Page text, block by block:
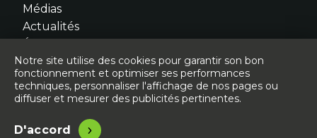
Médias
Actualités
© Université de l'Ontario français - 2026
Site conçu, développé et hébergé par
Notre site utilise des cookies pour garantir son bon
fonctionnement et optimiser ses performances
techniques, personnaliser l'affichage de nos pages ou
diffuser et mesurer des publicités pertinentes.
D'accord